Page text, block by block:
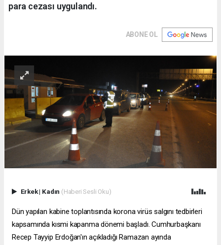
para cezası uygulandı.
ABONE OL
Erkek| Kadın (Haberi Sesli Oku)
Dün yapılan kabine toplantısında korona virüs salgını tedbirleri
kapsamında kısmi kapanma dönemi başladı. Cumhurbaşkanı
Recep Tayyip Erdoğan'ın açıkladığı Ramazan ayında